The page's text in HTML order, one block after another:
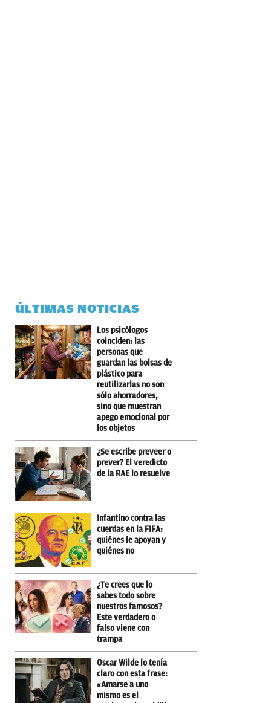
ÚLTIMAS NOTICIAS
Los psicólogos
coinciden: las
personas que
guardan las bolsas de
plástico para
reutilizarlas no son
sólo ahorradores,
sino que muestran
apego emocional por
los objetos
¿Se escribe preveer o
prever? El veredicto
de la RAE lo resuelve
Infantino contra las
cuerdas en la FIFA:
quiénes le apoyan y
quiénes no
¿Te crees que lo
sabes todo sobre
nuestros famosos?
Este verdadero o
falso viene con
trampa
Oscar Wilde lo tenía
claro con esta frase:
«Amarse a uno
mismo es el